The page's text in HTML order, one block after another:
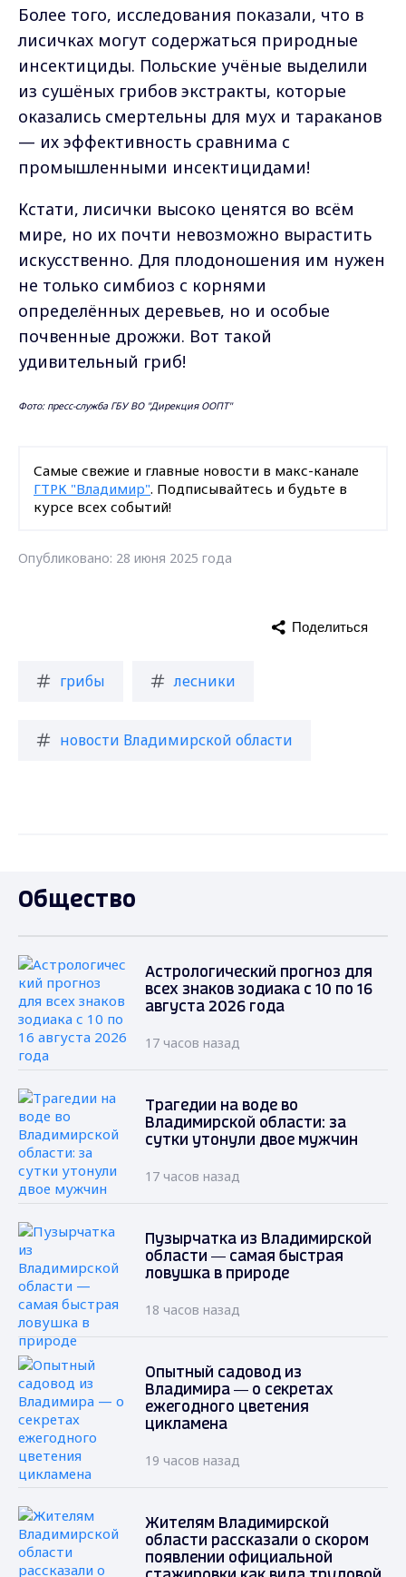
Более того, исследования показали, что в
лисичках могут содержаться природные
инсектициды. Польские учёные выделили
из сушёных грибов экстракты, которые
оказались смертельны для мух и тараканов
— их эффективность сравнима с
промышленными инсектицидами!
Кстати, лисички высоко ценятся во всём
мире, но их почти невозможно вырастить
искусственно. Для плодоношения им нужен
не только симбиоз с корнями
определённых деревьев, но и особые
почвенные дрожжи. Вот такой
удивительный гриб!
Фото: пресс-служба ГБУ ВО "Дирекция ООПТ"
Самые свежие и главные новости в макс-канале
ГТРК "Владимир". Подписывайтесь и будьте в
курсе всех событий!
Опубликовано: 28 июня 2025 года
грибы лесники
новости Владимирской области
Поделиться
Общество
Астрологический прогноз для
всех знаков зодиака с 10 по 16
августа 2026 года
17 часов назад
Трагедии на воде во
Владимирской области: за
сутки утонули двое мужчин
17 часов назад
Пузырчатка из Владимирской
области — самая быстрая
ловушка в природе
18 часов назад
Опытный садовод из
Владимира — о секретах
ежегодного цветения
цикламена
19 часов назад
Жителям Владимирской
области рассказали о скором
появлении официальной